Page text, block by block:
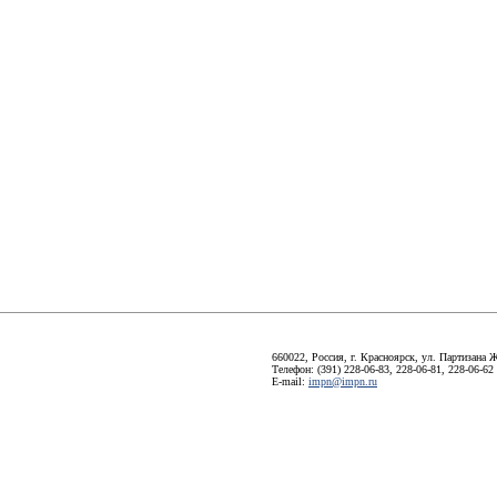
660022, Россия, г. Красноярск, ул. Партизана
Телефон: (391) 228-06-83, 228-06-81, 228-06-62
E-mail: impn@impn.ru